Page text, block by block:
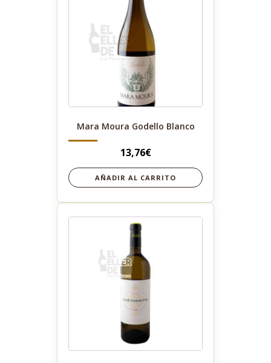
Mara Moura Godello Blanco
13,76€
AÑADIR AL CARRITO